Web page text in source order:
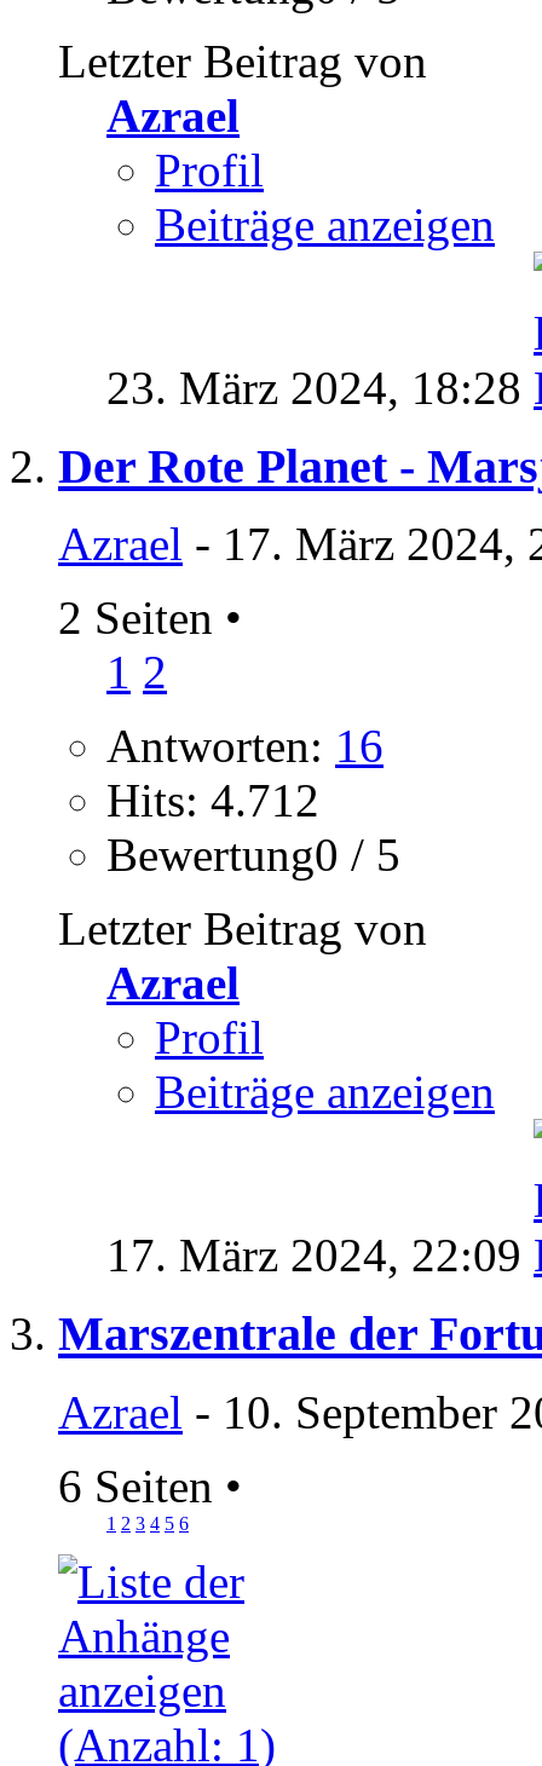
Letzter Beitrag von
Azrael
Profil
Beiträge anzeigen
23. März 2024, 18:28
Der Rote Planet -
Azrael - 17. März 2024,
2 Seiten •
1 2
Antworten: 16
Hits: 4.712
Bewertung0 / 5
Letzter Beitrag von
Azrael
Profil
Beiträge anzeigen
17. März 2024, 22:09
Marszentrale der
Azrael - 10. September
6 Seiten •
1 2 3 4 5 6